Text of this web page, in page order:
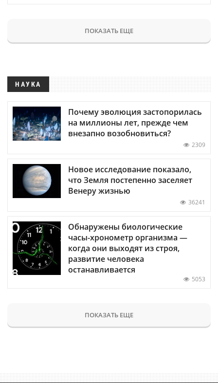
ПОКАЗАТЬ ЕЩЕ
НАУКА
Почему эволюция застопорилась
на миллионы лет, прежде чем
внезапно возобновиться?
2309
Новое исследование показало,
что Земля постепенно заселяет
Венеру жизнью
36241
Обнаружены биологические
часы-хронометр организма —
когда они выходят из строя,
развитие человека
останавливается
5053
ПОКАЗАТЬ ЕЩЕ